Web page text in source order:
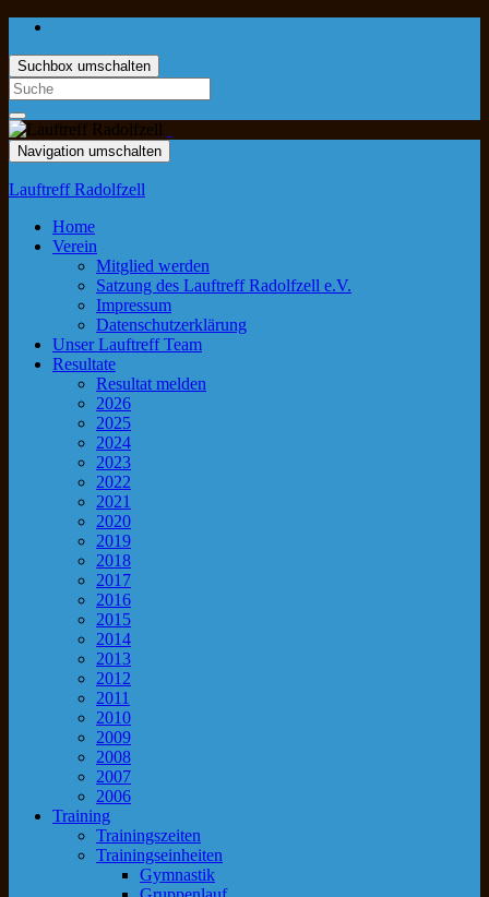
Suchbox umschalten
Navigation umschalten
Lauftreff Radolfzell
Home
Verein
Mitglied werden
Satzung des Lauftreff Radolfzell e.V.
Impressum
Datenschutzerklärung
Unser Lauftreff Team
Resultate
Resultat melden
2026
2025
2024
2023
2022
2021
2020
2019
2018
2017
2016
2015
2014
2013
2012
2011
2010
2009
2008
2007
2006
Training
Trainingszeiten
Trainingseinheiten
Gymnastik